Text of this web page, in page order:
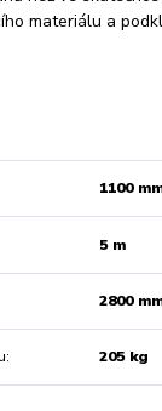
materiálu a
1100
5 m
2800
205 kg